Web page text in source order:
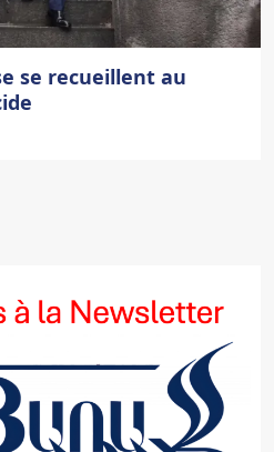
se recueillent au